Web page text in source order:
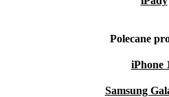
Polecane
iPhone
Samsung